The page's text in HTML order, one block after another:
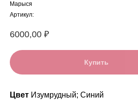
Марыся
Артикул:
6000,00 ₽
Купить
Цвет Изумрудный; Синий